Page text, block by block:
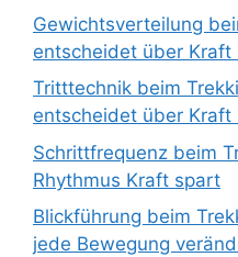
Gewichtsverteilung
entscheidet über Kraft
Tritttechnik beim
entscheidet über Kraft
Schrittfrequenz beim
Rhythmus Kraft spart
Blickführung beim
jede Bewegung